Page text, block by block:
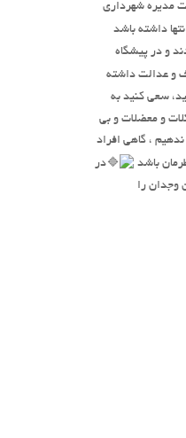
مدیره شهرداری
داشته باشد
و در پیشگاه
و عدالت داشته
سعی کنید به
و معضلات و بی
، گاهی افراد
باشد
در
وجدان را